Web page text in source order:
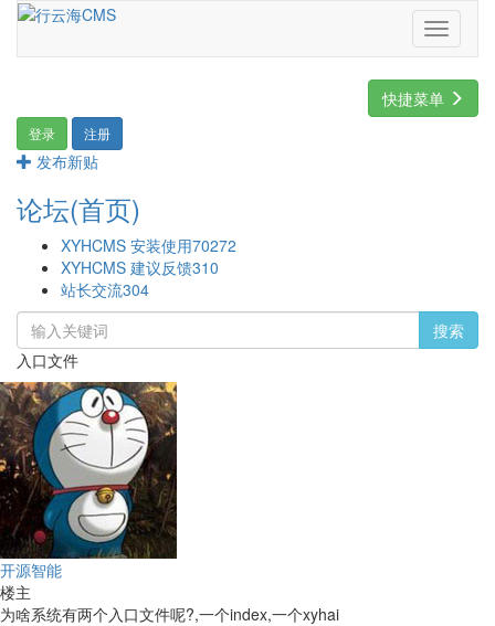
Toggle
快捷菜单
登录 注册
发布新贴
论坛(首页)
XYHCMS 安装使用70272
XYHCMS 建议反馈310
站长交流304
搜索
入口文件
开源智能
楼主
为啥系统有两个入口文件呢?,一个index,一个xyhai